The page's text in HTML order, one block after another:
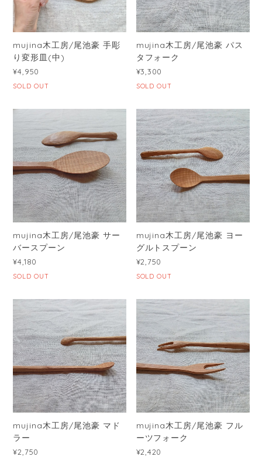
mujina木工房/尾池豪 手彫
り変形皿(中)
¥4,950
SOLD OUT
mujina木工房/尾池豪 パス
タフォーク
¥3,300
SOLD OUT
mujina木工房/尾池豪 サー
バースプーン
¥4,180
SOLD OUT
mujina木工房/尾池豪 ヨー
グルトスプーン
¥2,750
SOLD OUT
mujina木工房/尾池豪 マド
ラー
¥2,750
mujina木工房/尾池豪 フル
ーツフォーク
¥2,420